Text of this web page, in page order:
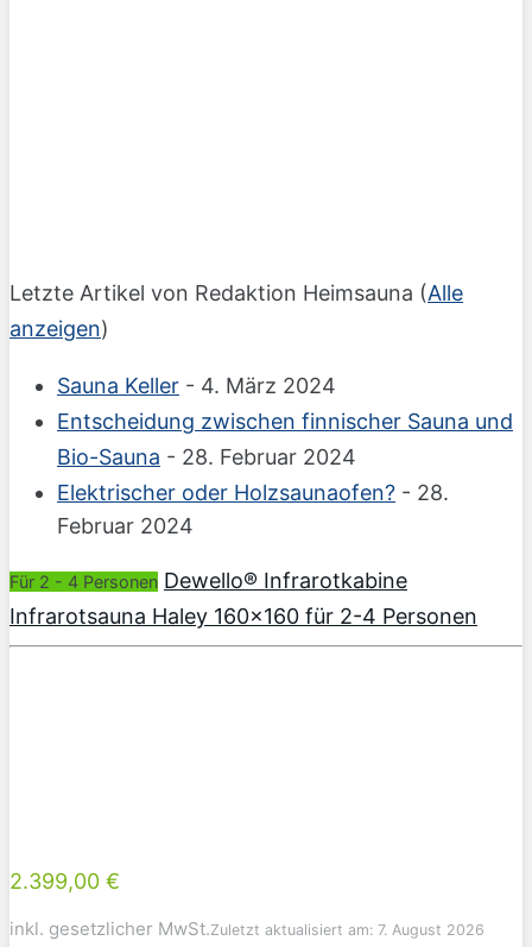
Letzte Artikel von Redaktion Heimsauna (Alle
anzeigen)
Sauna Keller - 4. März 2024
Entscheidung zwischen finnischer Sauna und
Bio-Sauna - 28. Februar 2024
Elektrischer oder Holzsaunaofen? - 28.
Februar 2024
Für 2 - 4 Personen Dewello® Infrarotkabine
Infrarotsauna Haley 160×160 für 2-4 Personen
2.399,00 €
inkl. gesetzlicher MwSt.Zuletzt aktualisiert am: 7. August 2026